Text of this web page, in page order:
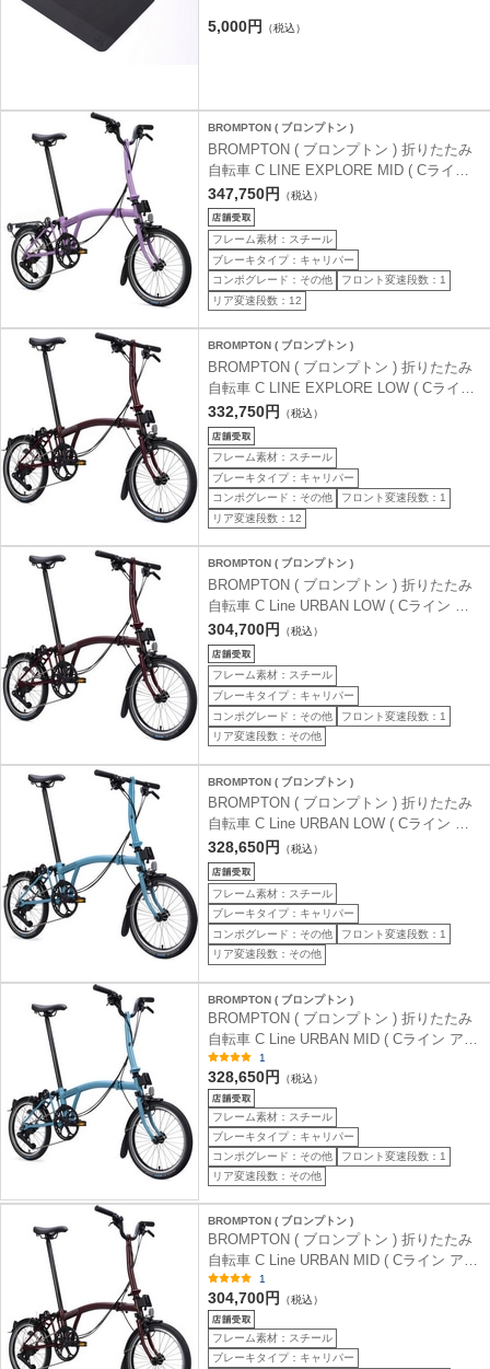
5,000円 （税込）
BROMPTON ( ブロンプトン )
BROMPTON ( ブロンプトン ) 折りたたみ
自転車 C LINE EXPLORE MID ( Cライン
エクスプローラ ミッド ) MLR リアキャリ
ア付 12S ライラックストーン (身長目安
145-185cm)
347,750円 （税込）
フレーム素材：スチール
ブレーキタイプ：キャリパー
コンポグレード：その他
フロント変速段数：1
リア変速段数：12
BROMPTON ( ブロンプトン )
BROMPTON ( ブロンプトン ) 折りたたみ
自転車 C LINE EXPLORE LOW ( Cライン
エクスプローラ ロウ ) SLL 12S プラム レ
ッド (身長目安 145-185cm)
332,750円 （税込）
フレーム素材：スチール
ブレーキタイプ：キャリパー
コンポグレード：その他
フロント変速段数：1
リア変速段数：12
BROMPTON ( ブロンプトン )
BROMPTON ( ブロンプトン ) 折りたたみ
自転車 C Line URBAN LOW ( Cライン ア
ーバン ロウ ) S4L 4S プラム レッド (身長
目安 145-185cm)
304,700円 （税込）
フレーム素材：スチール
ブレーキタイプ：キャリパー
コンポグレード：その他
フロント変速段数：1
リア変速段数：その他
BROMPTON ( ブロンプトン )
BROMPTON ( ブロンプトン ) 折りたたみ
自転車 C Line URBAN LOW ( Cライン ア
ーバン ロウ ) S4L 4S クラウドメタリック
(身長目安 145-185cm)
328,650円 （税込）
フレーム素材：スチール
ブレーキタイプ：キャリパー
コンポグレード：その他
フロント変速段数：1
リア変速段数：その他
BROMPTON ( ブロンプトン )
BROMPTON ( ブロンプトン ) 折りたたみ
自転車 C Line URBAN MID ( Cライン アー
バン ミッド ) M4L 4S クラウドメタリック
(身長目安 145-185cm)
1
328,650円 （税込）
フレーム素材：スチール
ブレーキタイプ：キャリパー
コンポグレード：その他
フロント変速段数：1
リア変速段数：その他
BROMPTON ( ブロンプトン )
BROMPTON ( ブロンプトン ) 折りたたみ
自転車 C Line URBAN MID ( Cライン アー
バン ミッド ) M4L 4S レッド プラム (身長
目安 145-185cm)
1
304,700円 （税込）
フレーム素材：スチール
ブレーキタイプ：キャリパー